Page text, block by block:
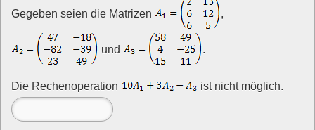
Gegeben seien die Matrizen ,
und .
Die Rechenoperation ist nicht möglich.